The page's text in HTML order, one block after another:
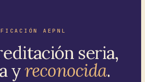
AEPNL
seria,
yreconocida.